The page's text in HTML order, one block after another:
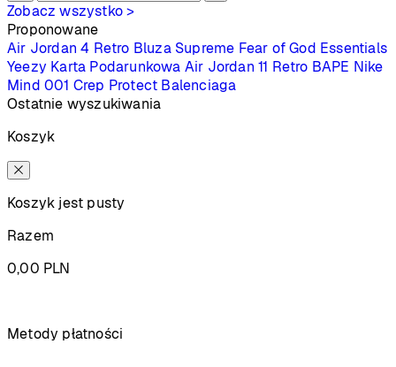
Zobacz wszystko >
Proponowane
Air Jordan 4 Retro Bluza Supreme Fear of God Essentials
Yeezy Karta Podarunkowa Air Jordan 11 Retro BAPE Nike
Mind 001 Crep Protect Balenciaga
Ostatnie wyszukiwania
Koszyk
Koszyk jest pusty
Razem
0,00 PLN
Metody płatności